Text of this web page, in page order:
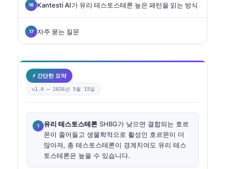
Kantesti AI가 유리 테스토스테론 높은 패턴을 읽는 방식
자주 묻는 질문
⚡ 간단한 요약
v1.0 — 2026년 5월 15일
유리 테스토스테론 SHBG가 낮으면 결합되는 호르
몬이 줄어들고 생물학적으로 활성인 호르몬이 더
많아져, 총 테스토스테론이 경계치여도 유리 테스
토스테론은 높을 수 있습니다.